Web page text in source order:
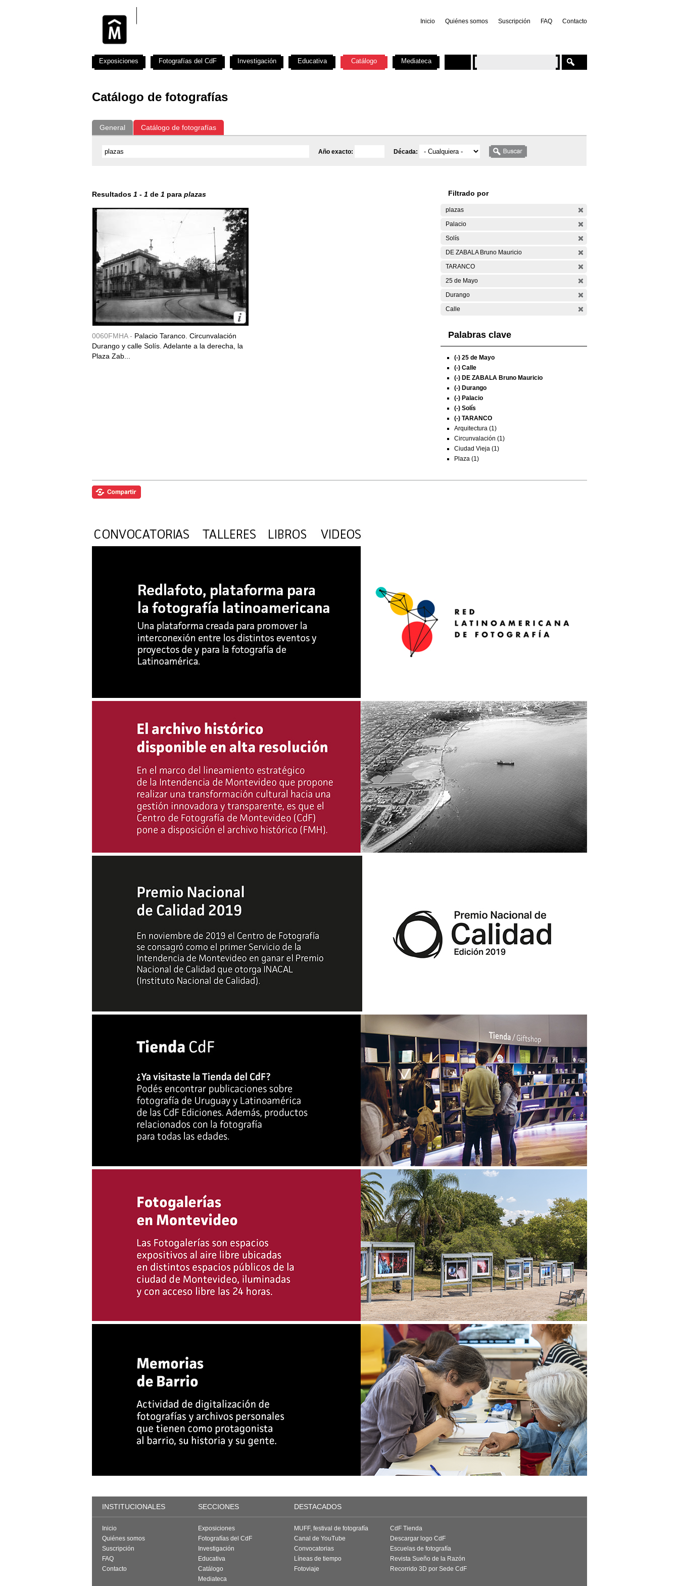
Inicio Quiénes somos Suscripción FAQ Contacto
Catálogo de fotografías
General Catálogo de fotografías
Año exacto: Década:
Resultados 1 - 1 de 1 para plazas
0060FMHA - Palacio Taranco. Circunvalación
Durango y calle Solís. Adelante a la derecha, la
Plaza Zab...
Filtrado por
plazas
Palacio
Solís
DE ZABALA Bruno Mauricio
TARANCO
25 de Mayo
Durango
Calle
Palabras clave
(-) 25 de Mayo
(-) Calle
(-) DE ZABALA Bruno Mauricio
(-) Durango
(-) Palacio
(-) Solís
(-) TARANCO
Arquitectura (1)
Circunvalación (1)
Ciudad Vieja (1)
Plaza (1)
Exposiciones Fotografías del CdF Investigación Educativa Catálogo Mediateca
INSTITUCIONALES SECCIONES DESTACADOS
Inicio
Quiénes somos
Suscripción
FAQ
Contacto
Exposiciones
Fotografías del CdF
Investigación
Educativa
Catálogo
Mediateca
MUFF, festival de fotografía
Canal de YouTube
Convocatorias
Líneas de tiempo
Fotoviaje
CdF Tienda
Descargar logo CdF
Escuelas de fotografía
Revista Sueño de la Razón
Recorrido 3D por Sede CdF